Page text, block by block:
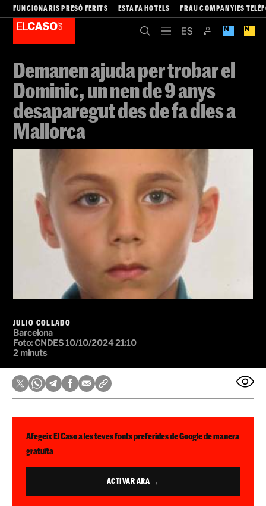
FUNCIONARIS PRESÓ FERITS ESTAFA HOTELS FRAU COMPANYIES
Demanen ajuda per trobar el
Dominic, un nen de 9 anys
desaparegut des de fa dies a
Mallorca
JULIO COLLADO
Barcelona
Foto:CNDES10/10/2024 21:10
2 minuts
Afegeix El Caso a les teves fonts preferides de Google de manera
gratuïta
ACTIVAR ARA →